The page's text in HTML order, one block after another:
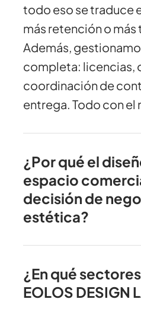
todo eso se traduce
más retención o
Además,
completa: licencias,
coordinación de
entrega. Todo con el
¿Por qué el
espacio
decisión de
estética?
¿En qué
EOLOS DESIGN